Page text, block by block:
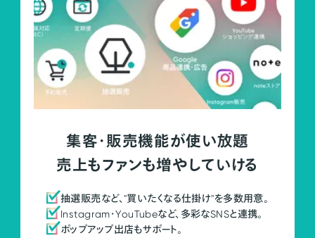
集客・販売機能が使い放題
売上もファンも増やしていける
抽選販売など、"買いたくなる仕掛け"を多数用意。
Instagram・YouTubeなど、多彩なSNSと連携。
ポップアップ出店もサポート。